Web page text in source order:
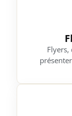
Flyers,